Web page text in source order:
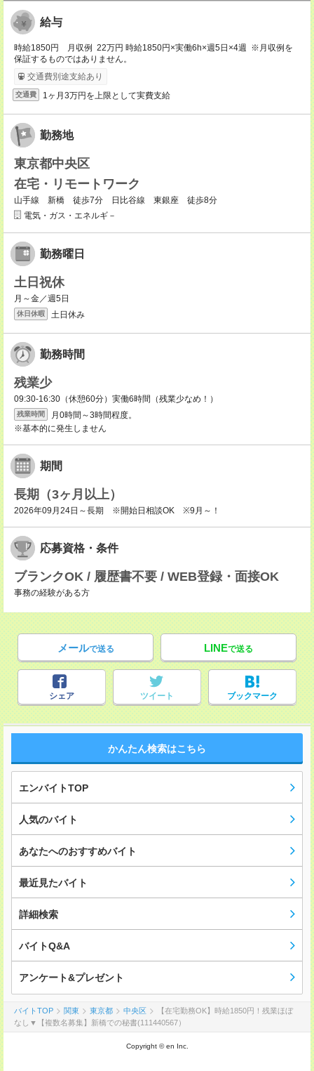
給与
時給1850円 月収例 22万円 時給1850円×実働6h×週5日×4週 ※月収例を
保証するものではありません。
交通費別途支給あり
交通費 1ヶ月3万円を上限として実費支給
勤務地
東京都中央区
在宅・リモートワーク
山手線 新橋 徒歩7分 日比谷線 東銀座 徒歩8分
電気・ガス・エネルギ－
勤務曜日
土日祝休
月～金／週5日
休日休暇 土日休み
勤務時間
残業少
09:30-16:30（休憩60分）実働6時間（残業少なめ！）
残業時間
月0時間～3時間程度。
※基本的に発生しません
期間
長期（3ヶ月以上）
2026年09月24日～長期 ※開始日相談OK ※9月～！
応募資格・条件
ブランクOK / 履歴書不要 / WEB登録・面接OK
事務の経験がある方
メールで送る LINEで送る
シェア ツイート ブックマーク
かんたん検索はこちら
エンバイトTOP
人気のバイト
あなたへのおすすめバイト
最近見たバイト
詳細検索
バイトQ&A
アンケート&プレゼント
バイトTOP 関東 東京都 中央区
【在宅勤務OK】時給1850円！残業ほぼ
なし▼【複数名募集】新橋での秘書(111440567）
Copyright © en Inc.